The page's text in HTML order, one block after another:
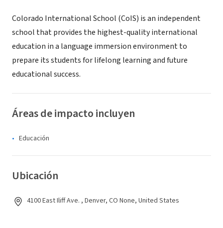
Colorado International School (CoIS) is an independent
school that provides the highest-quality international
education in a language immersion environment to
prepare its students for lifelong learning and future
educational success.
Áreas de impacto incluyen
Educación
Ubicación
4100 East Iliff Ave. , Denver, CO None, United States